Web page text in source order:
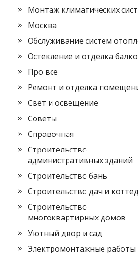
Монтаж климатических
Москва
Обслуживание систем
Остекление и отделка
Про все
Ремонт и отделка
Свет и освещение
Советы
Справочная
Строительство
административных зданий
Строительство бань
Строительство дач и
Строительство
многоквартирных домов
Уютный двор и сад
Электромонтажные работы